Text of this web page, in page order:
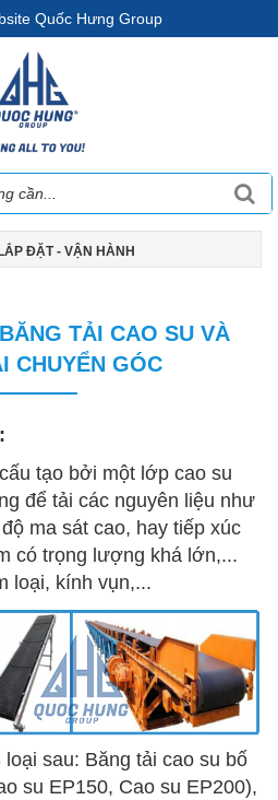
Quốc Hưng Group
LẮP ĐẶT - VẬN HÀNH
TẢI CAO SU VÀ
CHUYỂN GÓC
tạo bởi một lớp cao su
để tải các nguyên liệu như
ma sát cao, hay tiếp xúc
có trọng lượng khá lớn,...
loại, kính vụn,...
sau: Băng tải cao su bố
su EP150, Cao su EP200),